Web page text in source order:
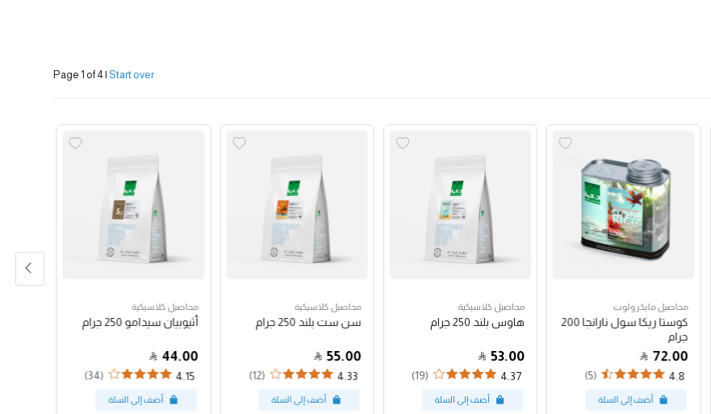
Page 1 of 4 | Start over
محاصيل مايكرولوت
كوستا ريكا سول نارانجا 200
جرام
72.00
4.8
(5)
محاصيل كلاسيكية
هاوس بلند 250 جرام
53.00
4.37
(19)
محاصيل كلاسيكية
سن ست بلند 250 جرام
55.00
4.33
(12)
محاصيل كلاسيكية
أثيوبيان سيدامو 250 جرام
44.00
4.15
(34)